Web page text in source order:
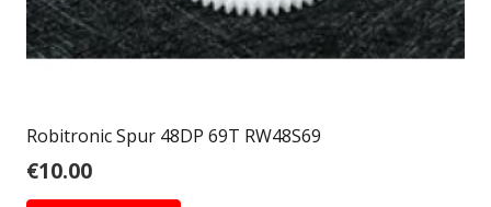
Robitronic Spur 48DP 69T RW48S69
€10.00